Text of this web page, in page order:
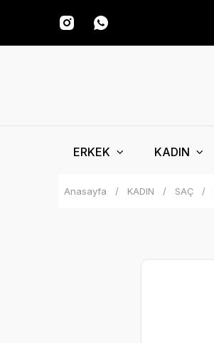
ERKEK KADIN
Anasayfa KADIN SAÇ